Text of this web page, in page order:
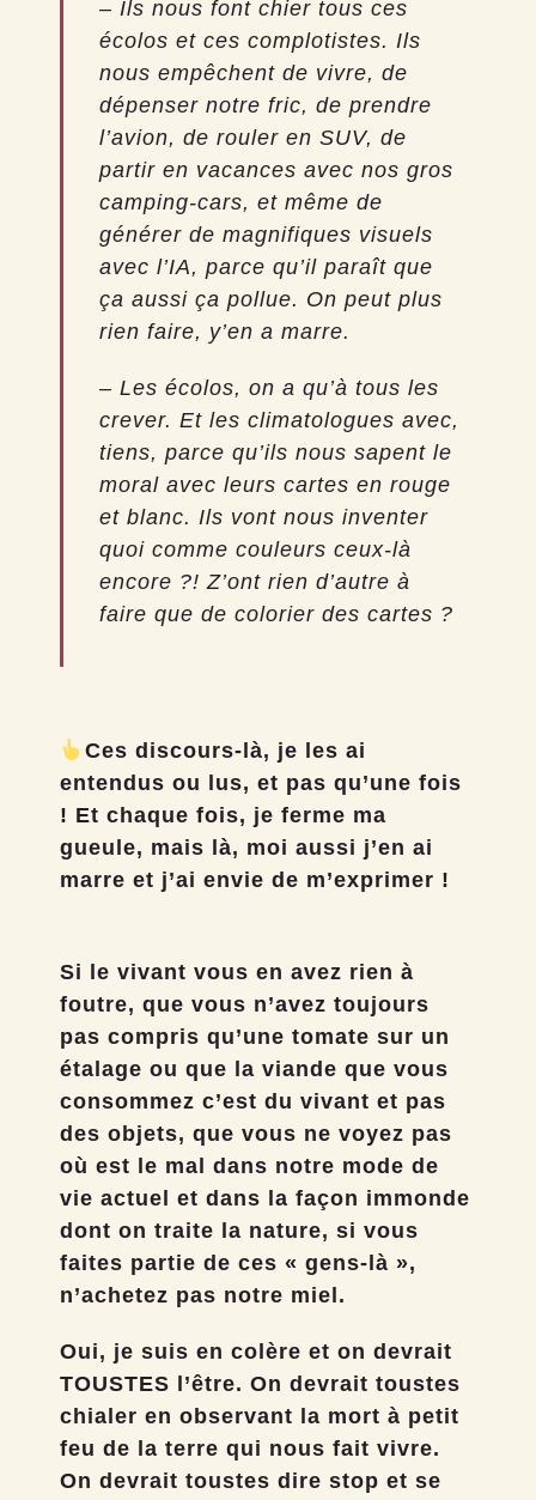
– Ils nous font chier tous ces
écolos et ces complotistes. Ils
nous empêchent de vivre, de
dépenser notre fric, de prendre
l’avion, de rouler en SUV, de
partir en vacances avec nos gros
camping-cars, et même de
générer de magnifiques visuels
avec l’IA, parce qu’il paraît que
ça aussi ça pollue. On peut plus
rien faire, y’en a marre.
– Les écolos, on a qu’à tous les
crever. Et les climatologues avec,
tiens, parce qu’ils nous sapent le
moral avec leurs cartes en rouge
et blanc. Ils vont nous inventer
quoi comme couleurs ceux-là
encore ?! Z’ont rien d’autre à
faire que de colorier des cartes ?
Ces discours-là, je les ai
entendus ou lus, et pas qu’une fois
! Et chaque fois, je ferme ma
gueule, mais là, moi aussi j’en ai
marre et j’ai envie de m’exprimer !
Si le vivant vous en avez rien à
foutre, que vous n’avez toujours
pas compris qu’une tomate sur un
étalage ou que la viande que vous
consommez c’est du vivant et pas
des objets, que vous ne voyez pas
où est le mal dans notre mode de
vie actuel et dans la façon immonde
dont on traite la nature, si vous
faites partie de ces « gens-là »,
n’achetez pas notre miel.
Oui, je suis en colère et on devrait
TOUSTES l’être. On devrait toustes
chialer en observant la mort à petit
feu de la terre qui nous fait vivre.
On devrait toustes dire stop et se